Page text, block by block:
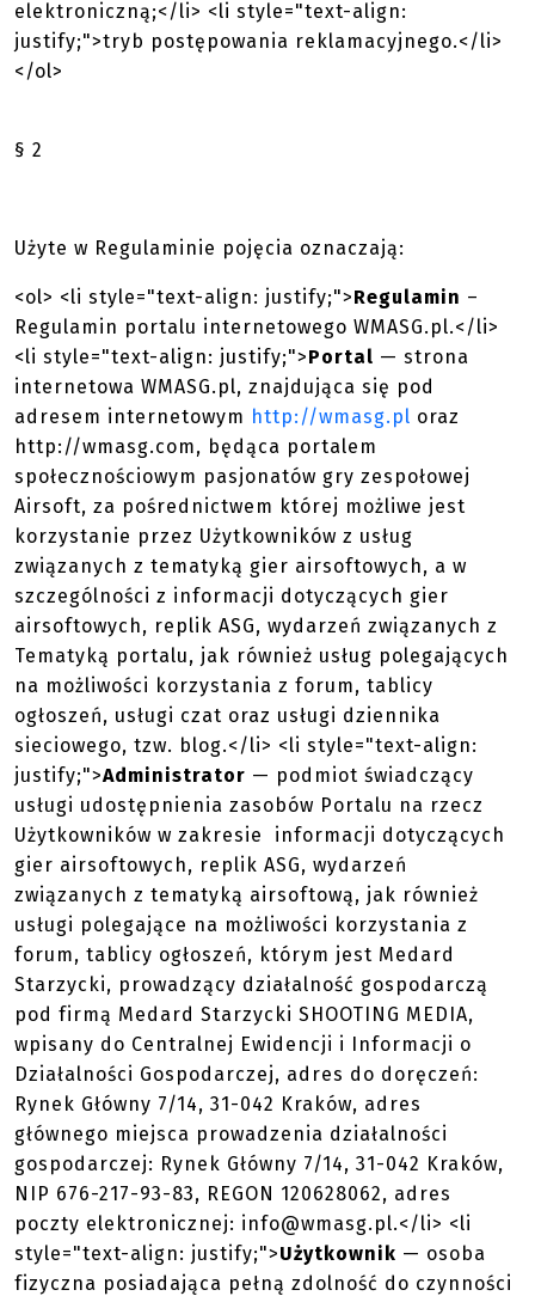
elektroniczną;</li> <li style="text-align:
justify;">tryb postępowania reklamacyjnego.</li>
</ol>
§ 2
Użyte w Regulaminie pojęcia oznaczają:
<ol> <li style="text-align: justify;">Regulamin –
Regulamin portalu internetowego WMASG.pl.</li>
<li style="text-align: justify;">Portal — strona
internetowa WMASG.pl, znajdująca się pod
adresem internetowym http://wmasg.pl oraz
http://wmasg.com, będąca portalem
społecznościowym pasjonatów gry zespołowej
Airsoft, za pośrednictwem której możliwe jest
korzystanie przez Użytkowników z usług
związanych z tematyką gier airsoftowych, a w
szczególności z informacji dotyczących gier
airsoftowych, replik ASG, wydarzeń związanych z
Tematyką portalu, jak również usług polegających
na możliwości korzystania z forum, tablicy
ogłoszeń, usługi czat oraz usługi dziennika
sieciowego, tzw. blog.</li> <li style="text-align:
justify;">Administrator — podmiot świadczący
usługi udostępnienia zasobów Portalu na rzecz
Użytkowników w zakresie informacji dotyczących
gier airsoftowych, replik ASG, wydarzeń
związanych z tematyką airsoftową, jak również
usługi polegające na możliwości korzystania z
forum, tablicy ogłoszeń, którym jest Medard
Starzycki, prowadzący działalność gospodarczą
pod firmą Medard Starzycki SHOOTING MEDIA,
wpisany do Centralnej Ewidencji i Informacji o
Działalności Gospodarczej, adres do doręczeń:
Rynek Główny 7/14, 31-042 Kraków, adres
głównego miejsca prowadzenia działalności
gospodarczej: Rynek Główny 7/14, 31-042 Kraków,
NIP 676-217-93-83, REGON 120628062, adres
poczty elektronicznej: info@wmasg.pl.</li> <li
style="text-align: justify;">Użytkownik — osoba
fizyczna posiadająca pełną zdolność do czynności